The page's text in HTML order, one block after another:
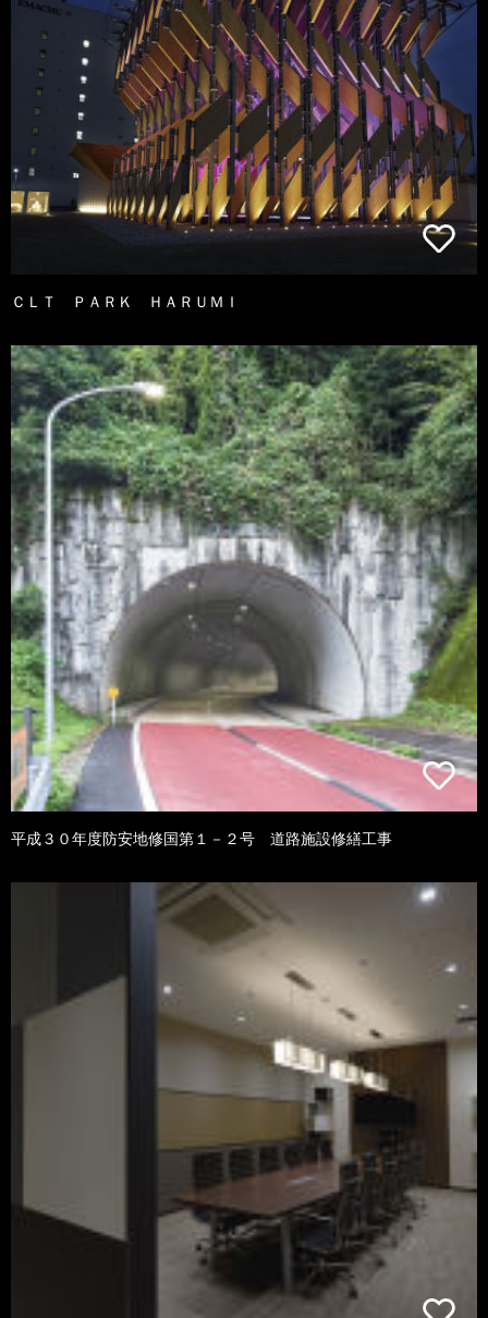
ＣＬＴ ＰＡＲＫ ＨＡＲＵＭＩ
平成３０年度防安地修国第１－２号 道路施設修繕工事